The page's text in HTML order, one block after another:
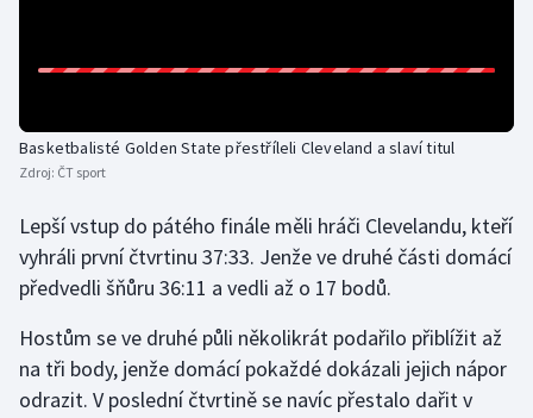
Ragby
Rychlostní kanoistika
Sportovní střelba
Basketbalisté Golden State přestříleli Cleveland a slaví titul
Zdroj: ČT sport
Lepší vstup do pátého finále měli hráči Clevelandu, kteří
vyhráli první čtvrtinu 37:33. Jenže ve druhé části domácí
předvedli šňůru 36:11 a vedli až o 17 bodů.
Hostům se ve druhé půli několikrát podařilo přiblížit až
na tři body, jenže domácí pokaždé dokázali jejich nápor
odrazit. V poslední čtvrtině se navíc přestalo dařit v